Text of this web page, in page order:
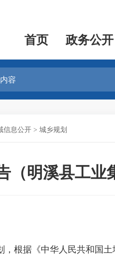
首页 政务公开
信息公开 > 城乡规划
明溪县工业
根据《中华人民共和国